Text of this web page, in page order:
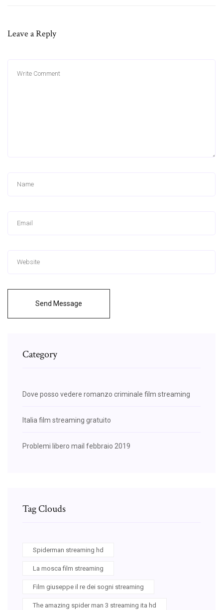
Leave a Reply
Send Message
Category
Dove posso vedere romanzo criminale film streaming
Italia film streaming gratuito
Problemi libero mail febbraio 2019
Tag Clouds
Spiderman streaming hd
La mosca film streaming
Film giuseppe il re dei sogni streaming
The amazing spider man 3 streaming ita hd